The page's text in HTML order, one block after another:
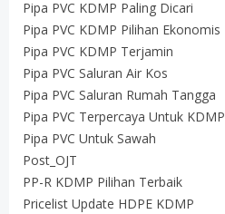
Pipa PVC KDMP Paling Dicari
Pipa PVC KDMP Pilihan Ekonomis
Pipa PVC KDMP Terjamin
Pipa PVC Saluran Air Kos
Pipa PVC Saluran Rumah Tangga
Pipa PVC Terpercaya Untuk KDMP
Pipa PVC Untuk Sawah
Post_OJT
PP-R KDMP Pilihan Terbaik
Pricelist Update HDPE KDMP